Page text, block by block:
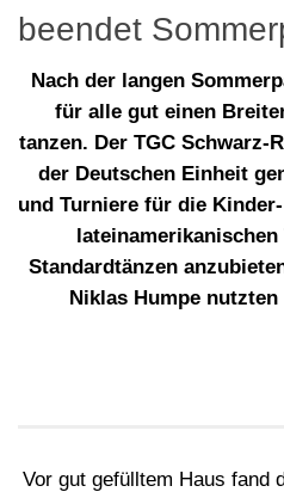
beendet
Nach der langen
für alle gut einen
tanzen. Der TGC Schwarz-
der Deutschen Einheit
und Turniere für die
Standardtänzen
Niklas Humpe
Vor gut gefülltem Haus fand